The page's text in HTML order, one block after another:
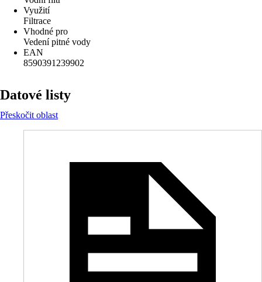
Využití
Filtrace
Vhodné pro
Vedení pitné vody
EAN
8590391239902
Datové listy
Přeskočit oblast